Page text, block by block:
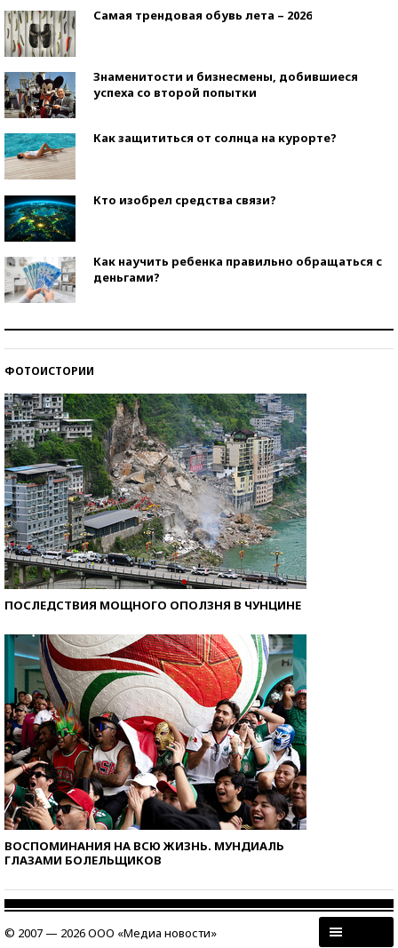
Самая трендовая обувь лета – 2026
Знаменитости и бизнесмены, добившиеся
успеха со второй попытки
Как защититься от солнца на курорте?
Кто изобрел средства связи?
Как научить ребенка правильно обращаться с
деньгами?
ФОТОИСТОРИИ
ПОСЛЕДСТВИЯ МОЩНОГО ОПОЛЗНЯ В ЧУНЦИНЕ
ВОСПОМИНАНИЯ НА ВСЮ ЖИЗНЬ. МУНДИАЛЬ
ГЛАЗАМИ БОЛЕЛЬЩИКОВ
© 2007 — 2026 ООО «Медиа новости»